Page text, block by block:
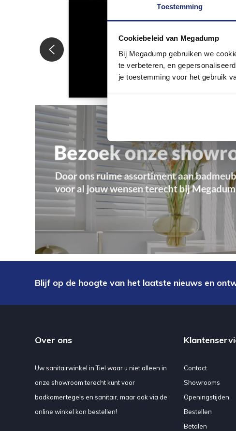
Toestemming
Cookiebeleid van Megadump
Bij Megadump gebruiken we
te verbeteren, en
je toestemming voor het gebruik
Blijf op de hoogte van het laatste nieuws en
Over ons
Uw sanitairwinkel in Tiel waar u niet alleen in
onze showroom terecht kunt voor
badkamertegels en sanitair, maar ook via de
online winkel kan bestellen!
Contact
Showrooms
Openingstijden
Bestellen
Betalen